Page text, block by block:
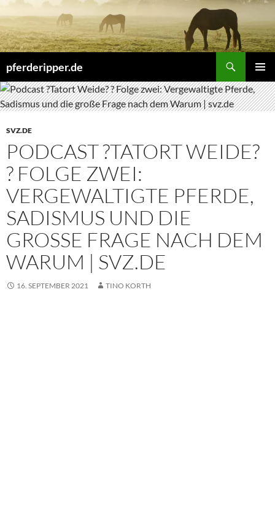
Inhalt
springen
pferderipper.de
MENÜ
SVZ.DE
PODCAST ?TATORT WEIDE?
? FOLGE ZWEI:
VERGEWALTIGTE PFERDE,
SADISMUS UND DIE
GROSSE FRAGE NACH DEM W
ARUM | SVZ.DE
16. SEPTEMBER 2021 TINO KORTH